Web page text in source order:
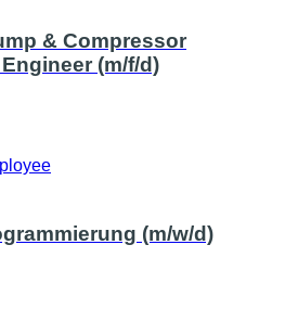
& Compressor
(m/f/d)
(m/w/d)